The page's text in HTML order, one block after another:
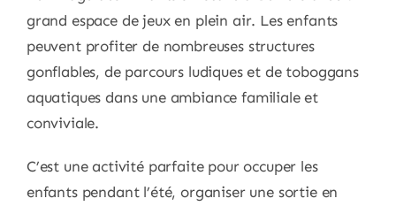
grand espace de jeux en plein air. Les enfants
peuvent profiter de nombreuses structures
gonflables, de parcours ludiques et de toboggans
aquatiques dans une ambiance familiale et
conviviale.
C’est une activité parfaite pour occuper les
enfants pendant l’été, organiser une sortie en